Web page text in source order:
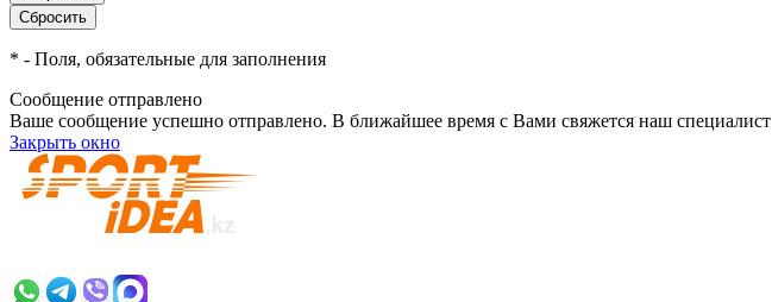
* - Поля, обязательные для заполнения
Сообщение отправлено
Ваше сообщение успешно отправлено. В ближайшее время с Вами свяжется наш специалист
Закрыть окно